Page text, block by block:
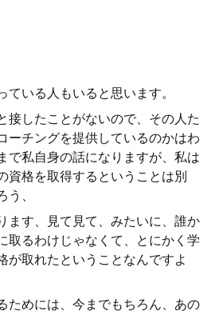
ている人もいると思います。
接したことがないので、その人た
ーチングを提供しているのかはわ
で私自身の話になりますが、私は
資格を取得するということは別
、
ます、見て見て、みたいに、誰か
取るわけじゃなくて、とにかく学
が取れたということなんですよ
ためには、今までもちろん、あの